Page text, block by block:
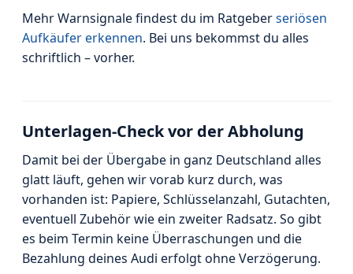
Mehr Warnsignale findest du im Ratgeberseriösen
Aufkäufer erkennen. Bei uns bekommst du alles
schriftlich – vorher.
Unterlagen-Check vor der Abholung
Damit bei der Übergabe in ganz Deutschland alles
glatt läuft, gehen wir vorab kurz durch, was
vorhanden ist: Papiere, Schlüsselanzahl, Gutachten,
eventuell Zubehör wie ein zweiter Radsatz. So gibt
es beim Termin keine Überraschungen und die
Bezahlung deines Audi erfolgt ohne Verzögerung.